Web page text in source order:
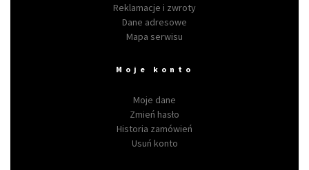
Reklamacje i zwroty
Dane adresowe
Mapa serwisu
Moje konto
Moje dane
Zmień hasło
Historia zamówień
Usuń konto